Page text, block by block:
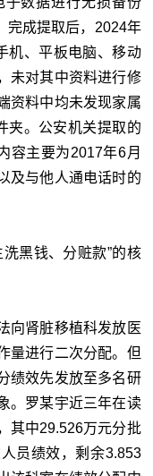
完成提取后，2024年
机、平板电脑、移动
未对其中资料进行修
资料中均未发现家属
夹。公安机关提取的
容主要为2017年6月
及与他人通电话时的
洗黑钱、分赃款”的核
向肾脏移植科发放医
量进行二次分配。但
绩效先发放至多名研
。罗某宇近三年在读
其中29.526万元分批
员绩效，剩余3.853